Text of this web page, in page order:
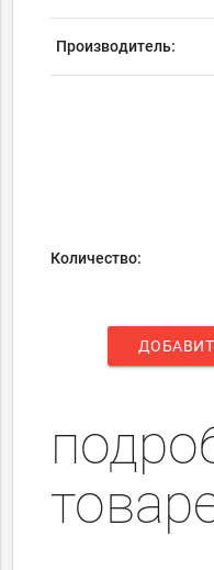
Производитель:
Количество: